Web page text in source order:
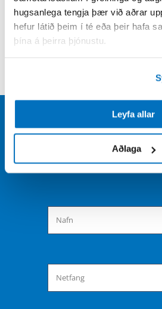
hugsanlega tengja þær við aðrar
hefur látið þeim í té eða þeir hafa
þína á þeirra þjónustu.
Leyfa allar
Aðlaga
Send us a
Fill out the